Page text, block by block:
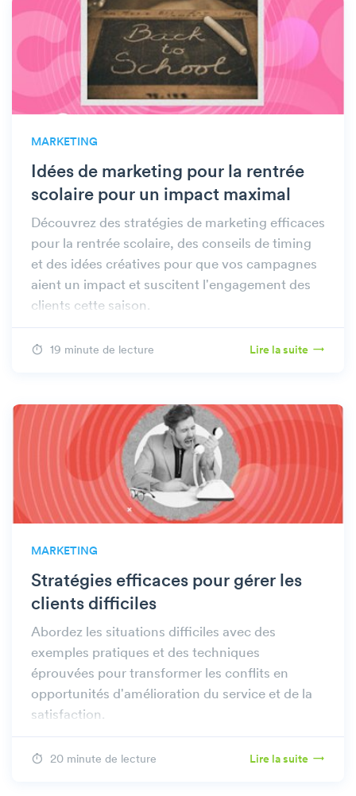
MARKETING
Idées de marketing pour la rentrée
scolaire pour un impact maximal
Découvrez des stratégies de marketing efficaces
pour la rentrée scolaire, des conseils de timing
et des idées créatives pour que vos campagnes
aient un impact et suscitent l'engagement des
clients cette saison.
19 minute de lecture Lire la suite
MARKETING
Stratégies efficaces pour gérer les
clients difficiles
Abordez les situations difficiles avec des
exemples pratiques et des techniques
éprouvées pour transformer les conflits en
opportunités d'amélioration du service et de la
satisfaction.
20 minute de lecture Lire la suite